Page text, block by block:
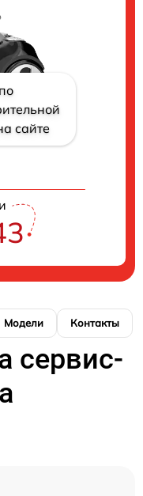
сайте
Модели Контакты
сервис-